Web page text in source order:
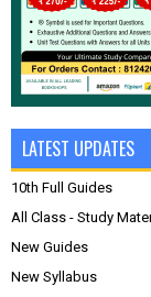
LATEST UPDATES
10th Full Guides
All Class - Study
New Guides
New Syllabus